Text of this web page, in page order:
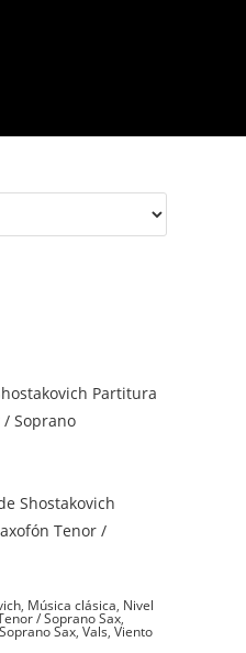
, Música clásica, Nivel
/ Soprano Sax,
Sax, Vals, Viento